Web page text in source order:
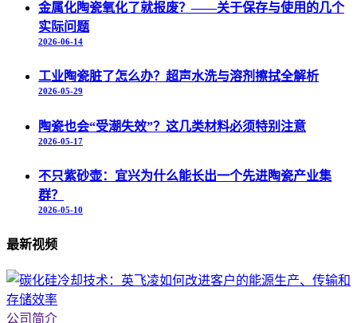
金属化陶瓷氧化了就报废？——关于保存与使用的几个
实际问题
2026-06-14
工业陶瓷脏了怎么办？超声水洗与溶剂擦拭全解析
2026-05-29
陶瓷也会“受潮失效”？这几类材料必须特别注意
2026-05-17
不只紫砂壶：宜兴为什么能长出一个先进陶瓷产业集
群？
2026-05-10
最新视频
公司简介